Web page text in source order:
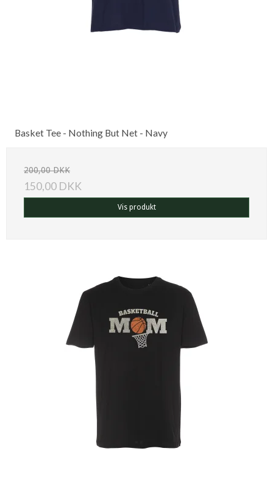
Basket Tee - Nothing But Net - Navy
200,00 DKK
150,00 DKK
Vis produkt